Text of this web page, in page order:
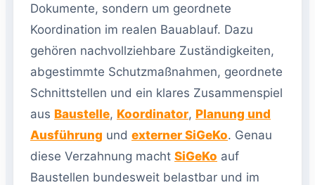
Dokumente, sondern um geordnete
Koordination im realen Bauablauf. Dazu
gehören nachvollziehbare Zuständigkeiten,
abgestimmte Schutzmaßnahmen, geordnete
Schnittstellen und ein klares Zusammenspiel
aus Baustelle, Koordinator, Planung und
Ausführung und externer SiGeKo. Genau
diese Verzahnung macht SiGeKo auf
Baustellen bundesweit belastbar und im